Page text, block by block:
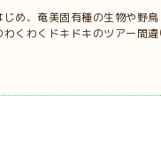
め、奄美固有種の生物や野
くわくドキドキのツアー間違